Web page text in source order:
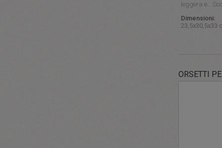
leggera e…
Dimensioni:
23,5x30,5x33
ORSETTI